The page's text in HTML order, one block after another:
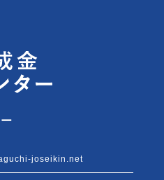
joseikin.net